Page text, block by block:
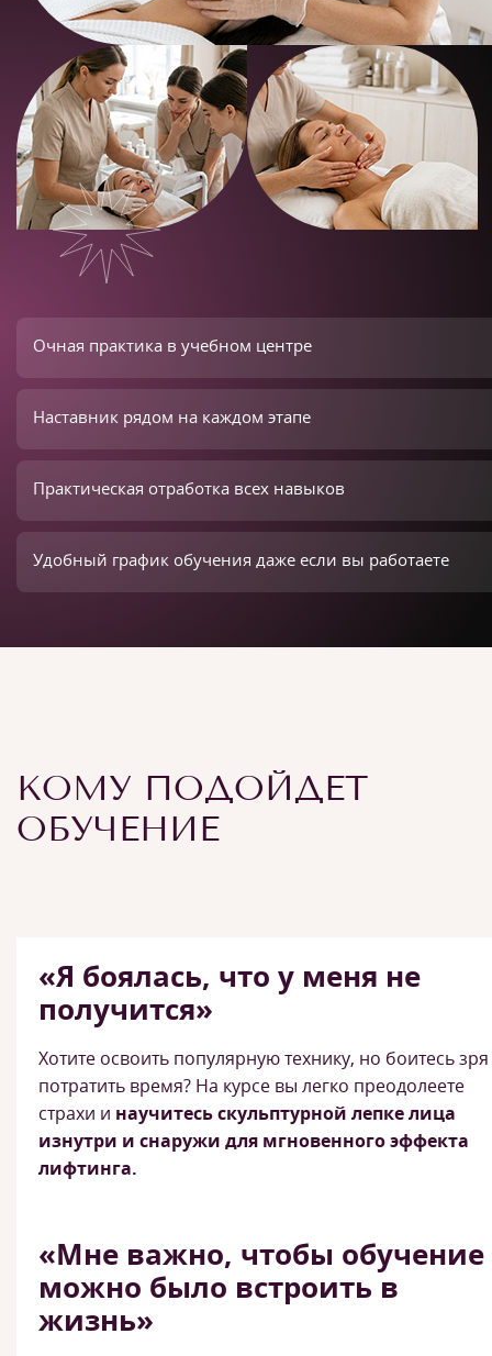
Очная практика в учебном центре
Наставник рядом на каждом этапе
Практическая отработка всех навыков
Удобный график обучения даже если вы работаете
КОМУ ПОДОЙДЕТ
ОБУЧЕНИЕ
«Я боялась, что у меня не
получится»
Хотите освоить популярную технику, но боитесь зря
потратить время? На курсе вы легко преодолеете
страхи и научитесь скульптурной лепке лица
изнутри и снаружи для мгновенного эффекта
лифтинга.
«Мне важно, чтобы обучение
можно было встроить в
жизнь»